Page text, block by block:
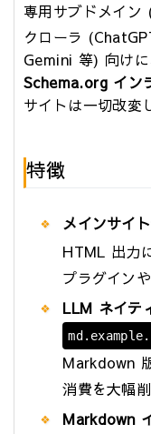
専用サブドメイン
クローラ
Gemini 等) 向け
Schema.org イン
サイトは一切改変
特徴
メインサイ
HTML 出力
プラグイン
LLM ネイテ
Markdown
消費を大幅
Markdown